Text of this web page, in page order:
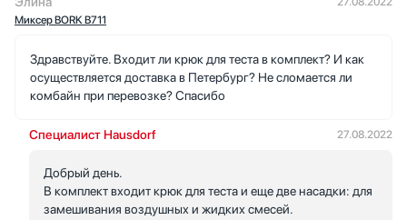
Миксер BORK B711
Здравствуйте. Входит ли крюк для теста в комплект? И как
осуществляется доставка в Петербург? Не сломается ли
комбайн при перевозке? Спасибо
Специалист Hausdorf 27.08.2022
Добрый день.
В комплект входит крюк для теста и еще две насадки: для
замешивания воздушных и жидких смесей.